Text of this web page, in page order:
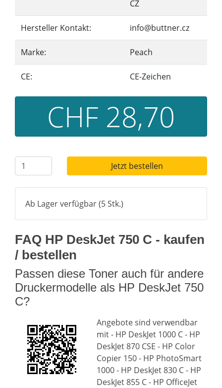
CZ
Hersteller Kontakt: info@buttner.cz
Marke: Peach
CE: CE-Zeichen
CHF 28,70
Jetzt bestellen
Ab Lager verfügbar (5 Stk.)
FAQ HP DeskJet 750 C - kaufen
/ bestellen
Passen diese Toner auch für andere
Druckermodelle als HP DeskJet 750
C?
Angebote sind verwendbar
mit - HP DeskJet 1000 C - HP
DeskJet 870 CSE - HP Color
Copier 150 - HP PhotoSmart
1000 - HP DeskJet 830 C - HP
DeskJet 855 C - HP OfficeJet